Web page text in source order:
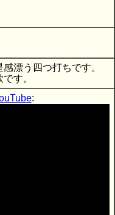
漂う四つ打ちです。
す。
: